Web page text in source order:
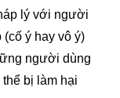
lý với người
ý hay vô ý)
người dùng
bị làm hại